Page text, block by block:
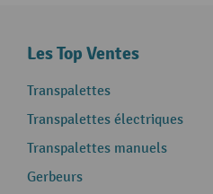
Les Top Ventes
Transpalettes
Transpalettes électriques
Transpalettes manuels
Gerbeurs